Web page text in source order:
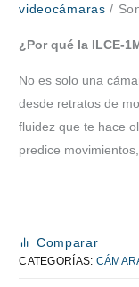
videocámaras /
¿Por qué la ILCE-
No es solo una
desde retratos de
fluidez que te hace
predice
Comparar
CATEGORÍAS: